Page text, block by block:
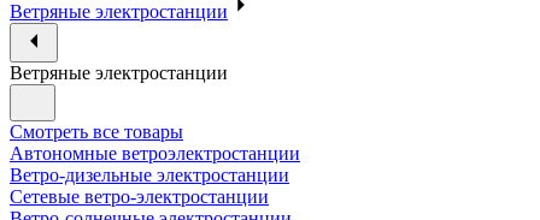
Ветряные электростанции
Ветряные электростанции
Смотреть все товары
Автономные ветроэлектростанции
Ветро-дизельные электростанции
Сетевые ветро-электростанции